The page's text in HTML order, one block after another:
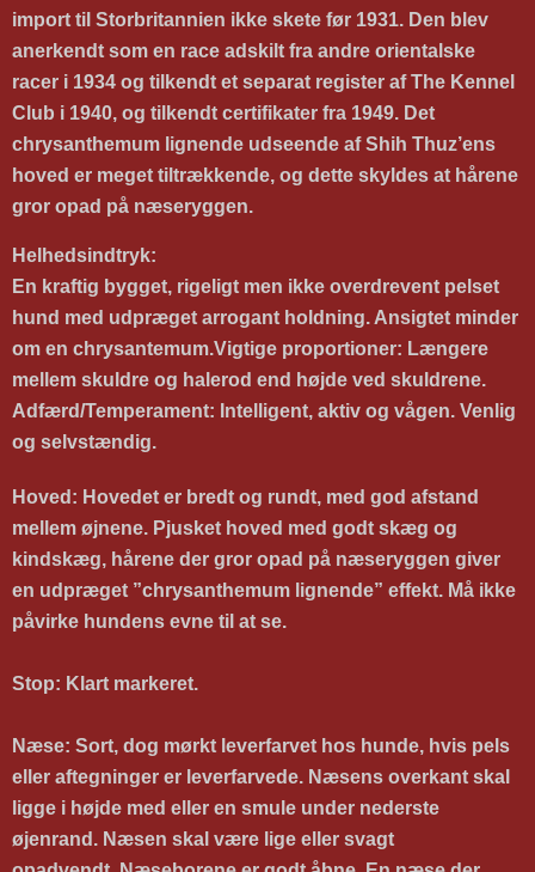
import til Storbritannien ikke skete før 1931. Den blev
anerkendt som en race adskilt fra andre orientalske
racer i 1934 og tilkendt et separat register af The Kennel
Club i 1940, og tilkendt certifikater fra 1949. Det
chrysanthemum lignende udseende af Shih Thuz’ens
hoved er meget tiltrækkende, og dette skyldes at hårene
gror opad på næseryggen.
Helhedsindtryk:
En kraftig bygget, rigeligt men ikke overdrevent pelset
hund med udpræget arrogant holdning. Ansigtet minder
om en chrysantemum.Vigtige proportioner: Længere
mellem skuldre og halerod end højde ved skuldrene.
Adfærd/Temperament: Intelligent, aktiv og vågen. Venlig
og selvstændig.
Hoved: Hovedet er bredt og rundt, med god afstand
mellem øjnene. Pjusket hoved med godt skæg og
kindskæg, hårene der gror opad på næseryggen giver
en udpræget ”chrysanthemum lignende” effekt. Må ikke
påvirke hundens evne til at se.
Stop: Klart markeret.
Næse: Sort, dog mørkt leverfarvet hos hunde, hvis pels
eller aftegninger er leverfarvede. Næsens overkant skal
ligge i højde med eller en smule under nederste
øjenrand. Næsen skal være lige eller svagt